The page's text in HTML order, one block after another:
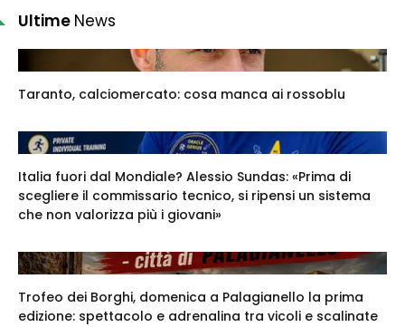
Ultime News
Taranto, calciomercato: cosa manca ai rossoblu
Italia fuori dal Mondiale? Alessio Sundas: «Prima di
scegliere il commissario tecnico, si ripensi un sistema
che non valorizza più i giovani»
Trofeo dei Borghi, domenica a Palagianello la prima
edizione: spettacolo e adrenalina tra vicoli e scalinate